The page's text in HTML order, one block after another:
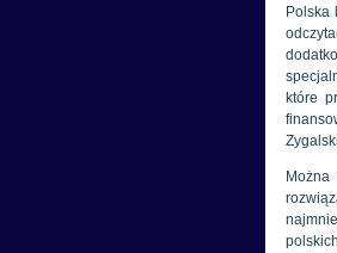
Polska
które